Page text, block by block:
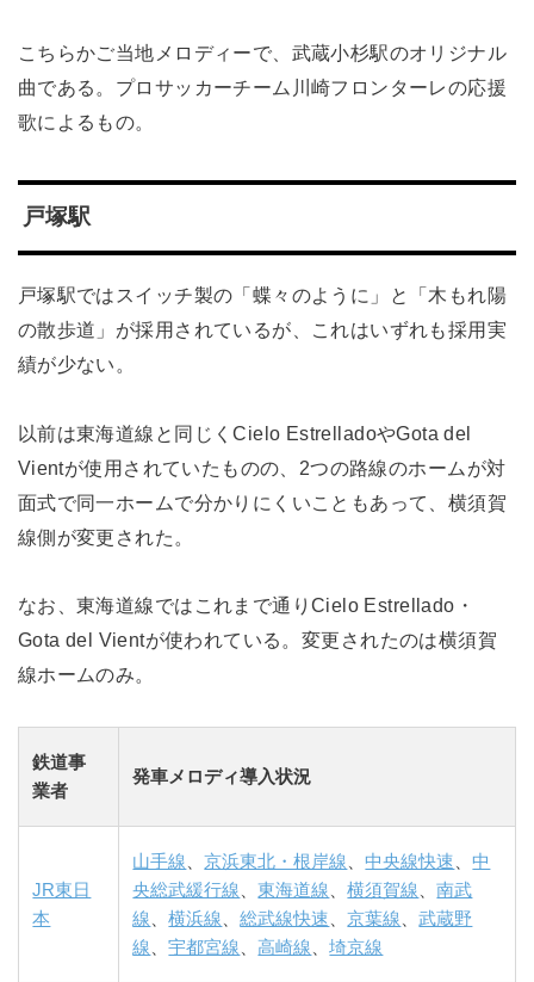
こちらかご当地メロディーで、武蔵小杉駅のオリジナル
曲である。プロサッカーチーム川崎フロンターレの応援
歌によるもの。
戸塚駅
戸塚駅ではスイッチ製の「蝶々のように」と「木もれ陽
の散歩道」が採用されているが、これはいずれも採用実
績が少ない。
以前は東海道線と同じくCielo EstrelladoやGota del
Vientが使用されていたものの、2つの路線のホームが対
面式で同一ホームで分かりにくいこともあって、横須賀
線側が変更された。
なお、東海道線ではこれまで通りCielo Estrellado・
Gota del Vientが使われている。変更されたのは横須賀
線ホームのみ。
鉄道事
業者
発車メロディ導入状況
JR東日
本
山手線、京浜東北・根岸線、中央線快速、中
央総武緩行線、東海道線、横須賀線、南武
線、横浜線、総武線快速、京葉線、武蔵野
線、宇都宮線、高崎線、埼京線